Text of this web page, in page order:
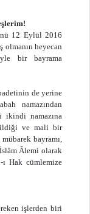
12 Eylül 2016
olmanın heyecan
bir bayrama
de yerine
namazından
ikindi namazına
ve mali bir
bayramı,
Âlemi olarak
Hak cümlemize
işlerden biri